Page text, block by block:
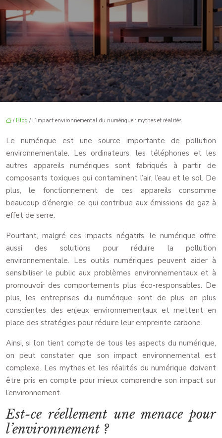
/ Blog / L’impact environnemental du numérique : mythes et réalités
Le numérique est une source importante de pollution
environnementale. Les ordinateurs, les téléphones et les
autres appareils numériques sont fabriqués à partir de
composants toxiques qui contaminent l’air, l’eau et le sol. De
plus, le fonctionnement de ces appareils consomme
beaucoup d’énergie, ce qui contribue aux émissions de gaz à
effet de serre.
Pourtant, malgré ces impacts négatifs, le numérique offre
aussi des solutions pour réduire la pollution
environnementale. Les outils numériques peuvent aider à
sensibiliser le public aux problèmes environnementaux et à
promouvoir des comportements plus éco-responsables. De
plus, les entreprises du numérique sont de plus en plus
conscientes des enjeux environnementaux et mettent en
place des stratégies pour réduire leur empreinte carbone.
Ainsi, si l’on tient compte de tous les aspects du numérique,
on peut constater que son impact environnemental est
complexe. Les mythes et les réalités du numérique doivent
être pris en compte pour mieux comprendre son impact sur
l’environnement.
Est-ce réellement une menace pour
l’environnement ?